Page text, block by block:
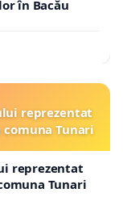
în Bacău
reprezentat
Tunari
reprezentat
Tunari